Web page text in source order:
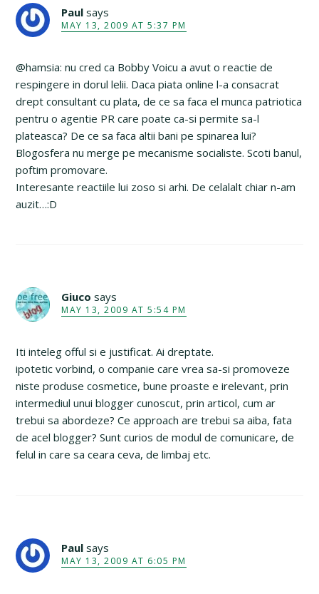
Paul says
MAY 13, 2009 AT 5:37 PM
@hamsia: nu cred ca Bobby Voicu a avut o reactie de
respingere in dorul lelii. Daca piata online l-a consacrat
drept consultant cu plata, de ce sa faca el munca patriotica
pentru o agentie PR care poate ca-si permite sa-l
plateasca? De ce sa faca altii bani pe spinarea lui?
Blogosfera nu merge pe mecanisme socialiste. Scoti banul,
poftim promovare.
Interesante reactiile lui zoso si arhi. De celalalt chiar n-am
auzit…:D
Giuco says
MAY 13, 2009 AT 5:54 PM
Iti inteleg offul si e justificat. Ai dreptate.
ipotetic vorbind, o companie care vrea sa-si promoveze
niste produse cosmetice, bune proaste e irelevant, prin
intermediul unui blogger cunoscut, prin articol, cum ar
trebui sa abordeze? Ce approach are trebui sa aiba, fata
de acel blogger? Sunt curios de modul de comunicare, de
felul in care sa ceara ceva, de limbaj etc.
Paul says
MAY 13, 2009 AT 6:05 PM